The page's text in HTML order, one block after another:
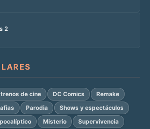
2
de cine DC Comics
Remake
Parodia
Shows y espectáculos
Misterio
Supervivencia